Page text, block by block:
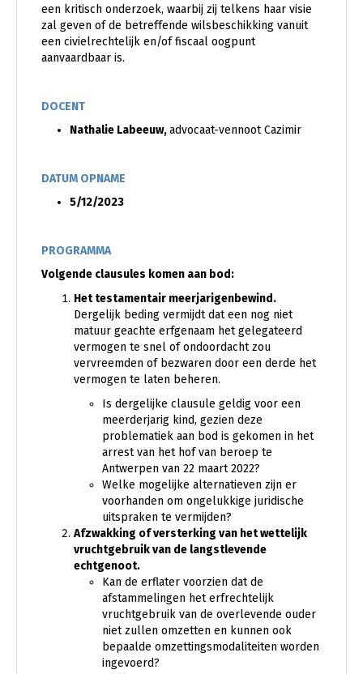
een kritisch onderzoek, waarbij zij telkens haar visie
zal geven of de betreffende wilsbeschikking vanuit
een civielrechtelijk en/of fiscaal oogpunt
aanvaardbaar is.
DOCENT
Nathalie Labeeuw,advocaat-vennoot Cazimir
DATUM OPNAME
5/12/2023
PROGRAMMA
Volgende clausules komen aan bod:
Het testamentair meerjarigenbewind.
Dergelijk beding vermijdt dat een nog niet
matuur geachte erfgenaam het gelegateerd
vermogen te snel of ondoordacht zou
vervreemden of bezwaren door een derde het
vermogen te laten beheren.
Is dergelijke clausule geldig voor een
meerderjarig kind, gezien deze
problematiek aan bod is gekomen in het
arrest van het hof van beroep te
Antwerpen van 22 maart 2022?
Welke mogelijke alternatieven zijn er
voorhanden om ongelukkige juridische
uitspraken te vermijden?
Afzwakking of versterking van het wettelijk
vruchtgebruik van de langstlevende
echtgenoot.
Kan de erflater voorzien dat de
afstammelingen het erfrechtelijk
vruchtgebruik van de overlevende ouder
niet zullen omzetten en kunnen ook
bepaalde omzettingsmodaliteiten worden
ingevoerd?